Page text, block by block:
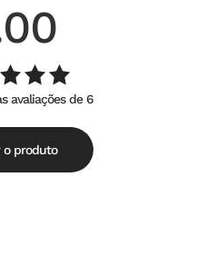
de
5
avaliações de 6
o produto